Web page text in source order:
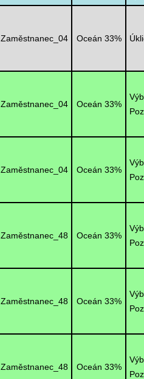
Zaměstnanec_04 Oceán 33%
Zaměstnanec_04 Oceán 33%
Zaměstnanec_04 Oceán 33%
Zaměstnanec_48 Oceán 33%
Zaměstnanec_48 Oceán 33%
Zaměstnanec_48 Oceán 33%